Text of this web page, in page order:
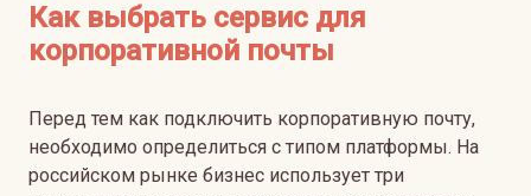
Как выбрать сервис для
корпоративной почты
Перед тем как подключить корпоративную почту,
необходимо определиться с типом платформы. На
российском рынке бизнес использует три